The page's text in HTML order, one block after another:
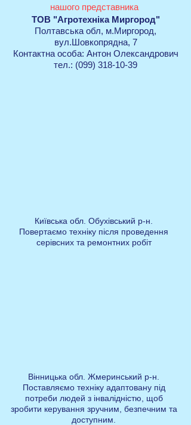
нашого представника
ТОВ "Агротехніка Миргород"
Полтавська обл, м.Миргород,
вул.Шовкопрядна, 7
Контактна особа: Антон Олександрович
тел.: (099) 318-10-39
Київська обл. Обухівський р-н.
Повертаємо техніку після проведення
серівсних та ремонтних робіт
Вінницька обл. Жмеринський р-н.
Поставляємо техніку адаптовану під
потреби людей з інвалідністю, щоб
зробити керування зручним, безпечним та
доступним.